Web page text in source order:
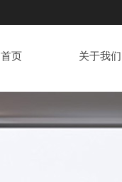
首页 关于我们